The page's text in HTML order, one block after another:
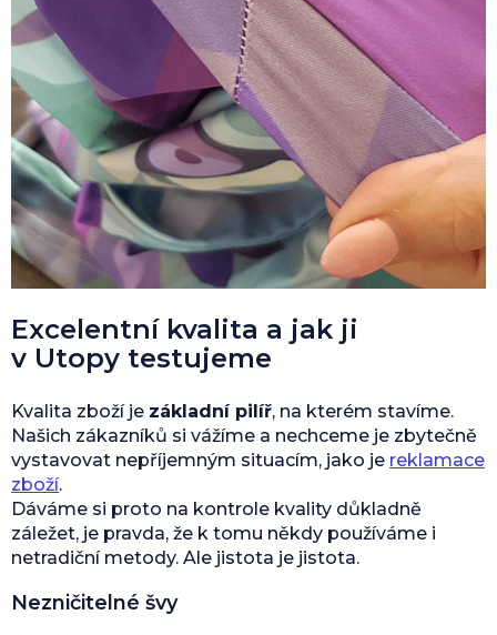
Excelentní kvalita a jak ji
v Utopy testujeme
Kvalita zboží je základní pilíř, na kterém stavíme.
Našich zákazníků si vážíme a nechceme je zbytečně
vystavovat nepříjemným situacím, jako je reklamace
zboží.
Dáváme si proto na kontrole kvality důkladně
záležet, je pravda, že k tomu někdy používáme i
netradiční metody. Ale jistota je jistota.
Nezničitelné švy